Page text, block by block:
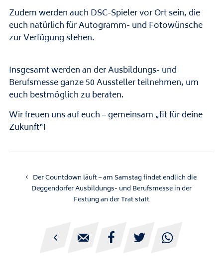
Zudem werden auch DSC-Spieler vor Ort sein, die
euch natürlich für Autogramm- und Fotowünsche
zur Verfügung stehen.
Insgesamt werden an der Ausbildungs- und
Berufsmesse ganze 50 Aussteller teilnehmen, um
euch bestmöglich zu beraten.
Wir freuen uns auf euch – gemeinsam „fit für deine
Zukunft“!
Der Countdown läuft – am Samstag findet endlich die
Deggendorfer Ausbildungs- und Berufsmesse in der
Festung an der Trat statt
    